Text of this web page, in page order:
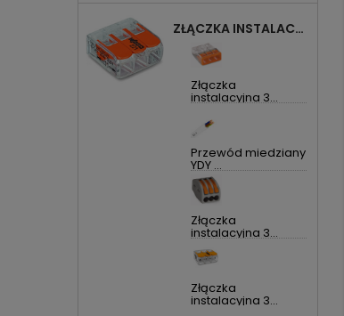
ZŁĄCZKA INSTALACYJNA 3X UNIWERSALNA COMPACT 221-413 WAGO
Złączka
instalacyjna 3...
Przewód miedziany
YDY ...
Złączka
instalacyjna 3...
Złączka
instalacyjna 3...